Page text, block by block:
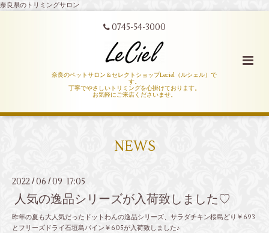
奈良県のトリミングサロン
0745-54-3000
奈良のペットサロン＆セレクトショップLeciel（ルシェル）で
す。
丁寧でやさしいトリミングを心掛けております。
お気軽にご来店くださいませ。
NEWS
2022 /06 /09 17:05
人気の逸品シリーズが入荷致しました♡
昨年の夏も大人気だったドットわんの逸品シリーズ、サラダチキン桜島どり￥693
とフリーズドライ石垣島パイン￥605が入荷致しました♪